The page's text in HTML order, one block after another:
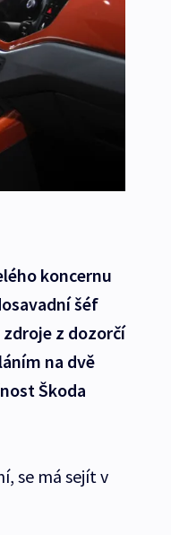
koncernu
šéf
z dozorčí
na dvě
Škoda
se má sejít v